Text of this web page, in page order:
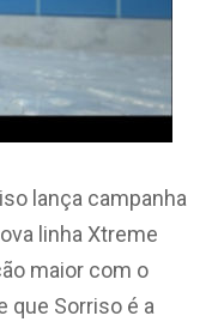
lança campanha
linha Xtreme
maior com o
que Sorriso é a